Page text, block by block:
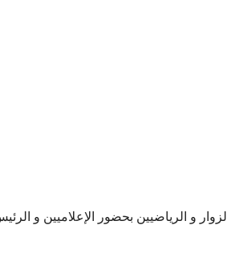
و الرياضيين بحضور الإعلاميين و